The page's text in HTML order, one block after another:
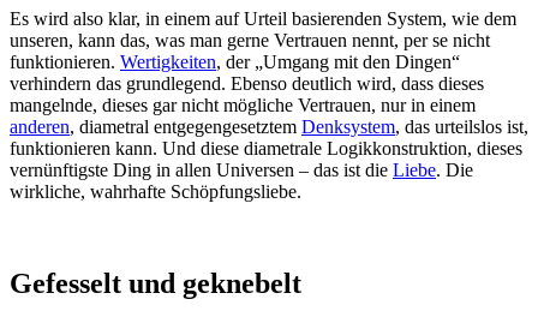
Es wird also klar, in einem auf Urteil basierenden System, wie dem
unseren, kann das, was man gerne Vertrauen nennt, per se nicht
funktionieren. Wertigkeiten, der „Umgang mit den Dingen“
verhindern das grundlegend. Ebenso deutlich wird, dass dieses
mangelnde, dieses gar nicht mögliche Vertrauen, nur in einem
anderen, diametral entgegengesetztem Denksystem, das urteilslos ist,
funktionieren kann. Und diese diametrale Logikkonstruktion, dieses
vernünftigste Ding in allen Universen – das ist die Liebe. Die
wirkliche, wahrhafte Schöpfungsliebe.
Gefesselt und geknebelt